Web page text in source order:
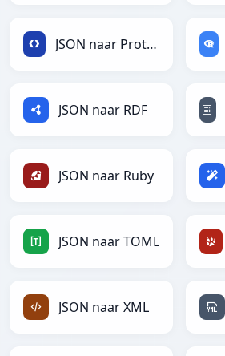
JSON naar Protobuf
JSON naar RDF
JSON naar Ruby
JSON naar TOML
JSON naar XML